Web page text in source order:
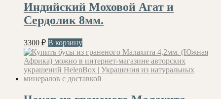
Индийский Моховой Агат и
Сердолик 8мм.
3300 ₽ В корзину